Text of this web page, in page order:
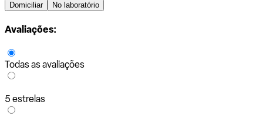
Domiciliar No laboratório
Avaliações:
Todas as avaliações
5 estrelas